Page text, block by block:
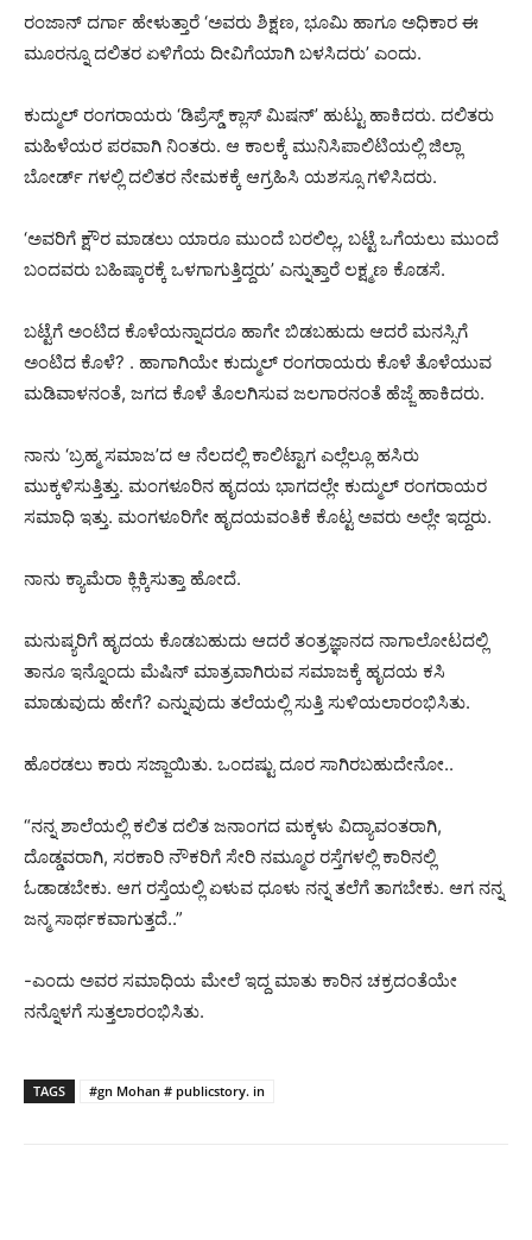
ರಂಜಾನ್ ದರ್ಗಾ ಹೇಳುತ್ತಾರೆ ‘ಅವರು ಶಿಕ್ಷಣ, ಭೂಮಿ ಹಾಗೂ ಅಧಿಕಾರ ಈ
ಮೂರನ್ನೂ ದಲಿತರ ಏಳಿಗೆಯ ದೀವಿಗೆಯಾಗಿ ಬಳಸಿದರು’ ಎಂದು.
ಕುದ್ಮುಲ್ ರಂಗರಾಯರು ‘ಡಿಪ್ರೆಸ್ಡ್ ಕ್ಲಾಸ್ ಮಿಷನ್’ ಹುಟ್ಟು ಹಾಕಿದರು. ದಲಿತರು
ಮಹಿಳೆಯರ ಪರವಾಗಿ ನಿಂತರು. ಆ ಕಾಲಕ್ಕೆ ಮುನಿಸಿಪಾಲಿಟಿಯಲ್ಲಿ ಜಿಲ್ಲಾ
ಬೋರ್ಡ್ ಗಳಲ್ಲಿ ದಲಿತರ ನೇಮಕಕ್ಕೆ ಆಗ್ರಹಿಸಿ ಯಶಸ್ಸೂ ಗಳಿಸಿದರು.
‘ಅವರಿಗೆ ಕ್ಷೌರ ಮಾಡಲು ಯಾರೂ ಮುಂದೆ ಬರಲಿಲ್ಲ, ಬಟ್ಟೆ ಒಗೆಯಲು ಮುಂದೆ
ಬಂದವರು ಬಹಿಷ್ಕಾರಕ್ಕೆ ಒಳಗಾಗುತ್ತಿದ್ದರು’ ಎನ್ನುತ್ತಾರೆ ಲಕ್ಷ್ಮಣ ಕೊಡಸೆ.
ಬಟ್ಟೆಗೆ ಅಂಟಿದ ಕೊಳೆಯನ್ನಾದರೂ ಹಾಗೇ ಬಿಡಬಹುದು ಆದರೆ ಮನಸ್ಸಿಗೆ
ಅಂಟಿದ ಕೊಳೆ? . ಹಾಗಾಗಿಯೇ ಕುದ್ಮುಲ್ ರಂಗರಾಯರು ಕೊಳೆ ತೊಳೆಯುವ
ಮಡಿವಾಳನಂತೆ, ಜಗದ ಕೊಳೆ ತೊಲಗಿಸುವ ಜಲಗಾರನಂತೆ ಹೆಜ್ಜೆ ಹಾಕಿದರು.
ನಾನು ‘ಬ್ರಹ್ಮ ಸಮಾಜ’ದ ಆ ನೆಲದಲ್ಲಿ ಕಾಲಿಟ್ಟಾಗ ಎಲ್ಲೆಲ್ಲೂ ಹಸಿರು
ಮುಕ್ಕಳಿಸುತ್ತಿತ್ತು. ಮಂಗಳೂರಿನ ಹೃದಯ ಭಾಗದಲ್ಲೇ ಕುದ್ಮುಲ್ ರಂಗರಾಯರ
ಸಮಾಧಿ ಇತ್ತು. ಮಂಗಳೂರಿಗೇ ಹೃದಯವಂತಿಕೆ ಕೊಟ್ಟ ಅವರು ಅಲ್ಲೇ ಇದ್ದರು.
ನಾನು ಕ್ಯಾಮೆರಾ ಕ್ಲಿಕ್ಕಿಸುತ್ತಾ ಹೋದೆ.
ಮನುಷ್ಯರಿಗೆ ಹೃದಯ ಕೊಡಬಹುದು ಆದರೆ ತಂತ್ರಜ್ಞಾನದ ನಾಗಾಲೋಟದಲ್ಲಿ
ತಾನೂ ಇನ್ನೊಂದು ಮೆಷಿನ್ ಮಾತ್ರವಾಗಿರುವ ಸಮಾಜಕ್ಕೆ ಹೃದಯ ಕಸಿ
ಮಾಡುವುದು ಹೇಗೆ? ಎನ್ನುವುದು ತಲೆಯಲ್ಲಿ ಸುತ್ತಿ ಸುಳಿಯಲಾರಂಭಿಸಿತು.
ಹೊರಡಲು ಕಾರು ಸಜ್ಜಾಯಿತು. ಒಂದಷ್ಟು ದೂರ ಸಾಗಿರಬಹುದೇನೋ..
“ನನ್ನ ಶಾಲೆಯಲ್ಲಿ ಕಲಿತ ದಲಿತ ಜನಾಂಗದ ಮಕ್ಕಳು ವಿದ್ಯಾವಂತರಾಗಿ,
ದೊಡ್ಡವರಾಗಿ, ಸರಕಾರಿ ನೌಕರಿಗೆ ಸೇರಿ ನಮ್ಮೂರ ರಸ್ತೆಗಳಲ್ಲಿ ಕಾರಿನಲ್ಲಿ
ಓಡಾಡಬೇಕು. ಆಗ ರಸ್ತೆಯಲ್ಲಿ ಏಳುವ ಧೂಳು ನನ್ನ ತಲೆಗೆ ತಾಗಬೇಕು. ಆಗ ನನ್ನ
ಜನ್ಮ ಸಾರ್ಥಕವಾಗುತ್ತದೆ..”
-ಎಂದು ಅವರ ಸಮಾಧಿಯ ಮೇಲೆ ಇದ್ದ ಮಾತು ಕಾರಿನ ಚಕ್ರದಂತೆಯೇ
ನನ್ನೊಳಗೆ ಸುತ್ತಲಾರಂಭಿಸಿತು.
TAGS #gn Mohan # publicstory. in